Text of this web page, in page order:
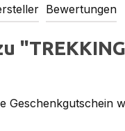
Bewertungen
Geschenkgutschein